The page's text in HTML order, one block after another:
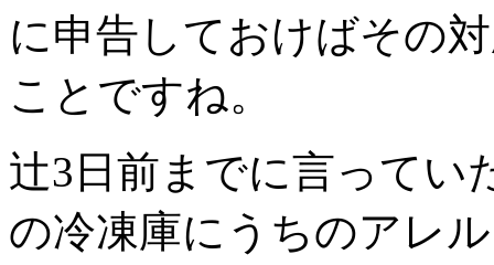
に申告しておけばその
ことですね。
辻3日前までに言ってい
の冷凍庫にうちのアレ